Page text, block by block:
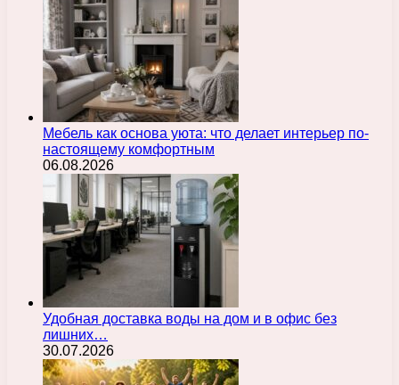
Мебель как основа уюта: что делает интерьер по-
настоящему комфортным
06.08.2026
Удобная доставка воды на дом и в офис без
лишних…
30.07.2026